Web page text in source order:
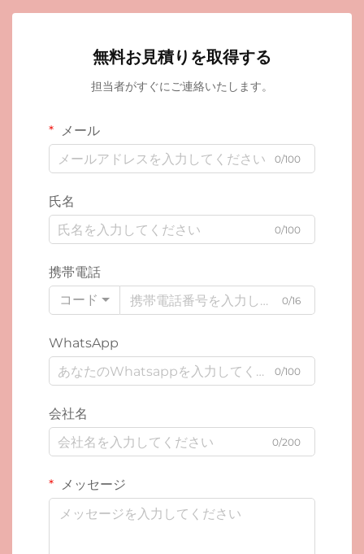
無料お見積りを取得する
担当者がすぐにご連絡いたします。
メール
0/100
氏名
0/100
携帯電話
コード
0/16
WhatsApp
0/100
会社名
0/200
メッセージ